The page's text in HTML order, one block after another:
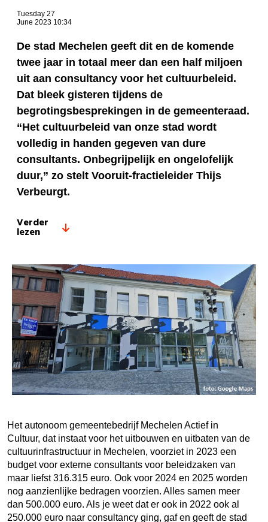
Tuesday 27
June 2023 10:34
De stad Mechelen geeft dit en de komende
twee jaar in totaal meer dan een half miljoen
uit aan consultancy voor het cultuurbeleid.
Dat bleek gisteren tijdens de
begrotingsbesprekingen in de gemeenteraad.
“Het cultuurbeleid van onze stad wordt
volledig in handen gegeven van dure
consultants. Onbegrijpelijk en ongelofelijk
duur,” zo stelt Vooruit-fractieleider Thijs
Verbeurgt.
Verder
lezen
Het autonoom gemeentebedrijf Mechelen Actief in
Cultuur, dat instaat voor het uitbouwen en uitbaten van de
cultuurinfrastructuur in Mechelen, voorziet in 2023 een
budget voor externe consultants voor beleidzaken van
maar liefst 316.315 euro. Ook voor 2024 en 2025 worden
nog aanzienlijke bedragen voorzien. Alles samen meer
dan 500.000 euro. Als je weet dat er ook in 2022 ook al
250.000 euro naar consultancy ging, gaf en geeft de stad